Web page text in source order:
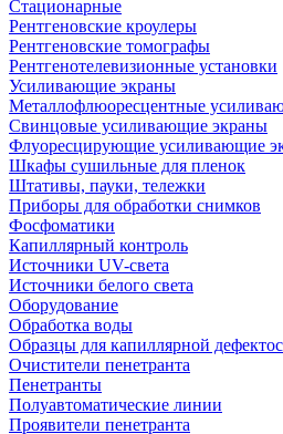
Стационарные
Рентгеновские кроулеры
Рентгеновские томографы
Рентгенотелевизионные установки
Усиливающие экраны
Металлофлюоресцентные
Свинцовые усиливающие экраны
Флуоресцирующие усиливающие
Шкафы сушильные для пленок
Штативы, пауки, тележки
Приборы для обработки снимков
Фосфоматики
Капиллярный контроль
Источники UV-света
Источники белого света
Оборудование
Обработка воды
Образцы для капиллярной
Очистители пенетранта
Пенетранты
Полуавтоматические линии
Проявители пенетранта